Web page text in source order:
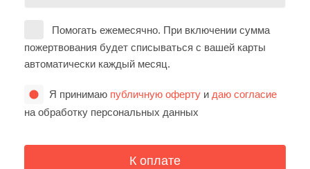
Помогать ежемесячно. При включении сумма
пожертвования будет списываться с вашей карты
автоматически каждый месяц.
Я принимаю публичную офертуи даю согласие
на обработку персональных данных